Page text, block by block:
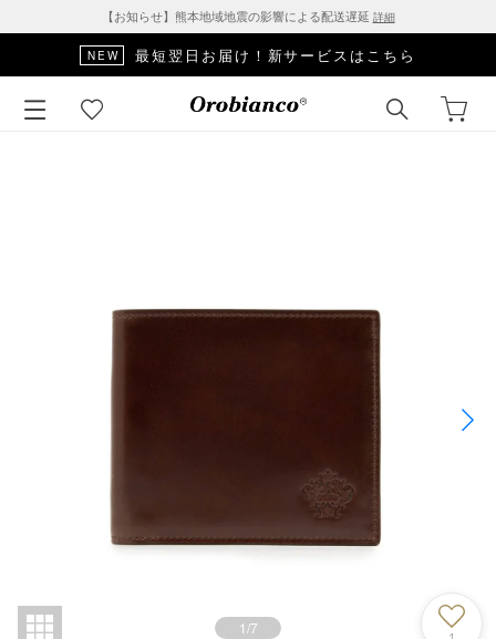
【お知らせ】熊本地域地震の影響による配送遅延 詳細
NEW 最短翌日お届け！新サービスはこちら
1/7